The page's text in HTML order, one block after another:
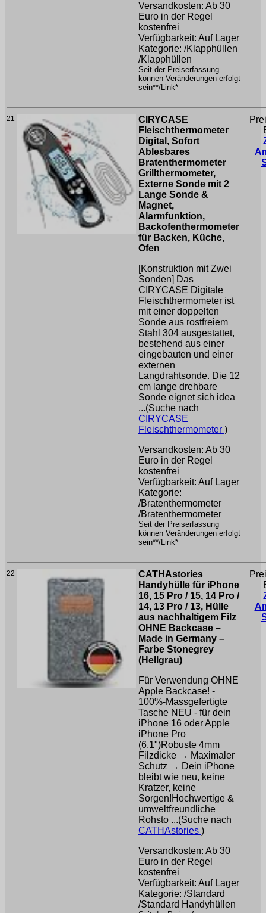
Versandkosten: Ab 30
Euro in der Regel
kostenfrei
Verfügbarkeit: Auf Lager
Kategorie: /Klapphüllen
/Klapphüllen
Seit der Preiserfassung
können Veränderungen erfolgt
sein**/Link*
21
CIRYCASE
Fleischthermometer
Digital, Sofort
Ablesbares
Bratenthermometer
Grillthermometer,
Externe Sonde mit 2
Lange Sonde &
Magnet,
Alarmfunktion,
Backofenthermometer
für Backen, Küche,
Ofen
[Konstruktion mit Zwei
Sonden] Das
CIRYCASE Digitale
Fleischthermometer ist
mit einer doppelten
Sonde aus rostfreiem
Stahl 304 ausgestattet,
bestehend aus einer
eingebauten und einer
externen
Langdrahtsonde. Die 12
cm lange drehbare
Sonde eignet sich idea
...(Suche nach
CIRYCASE
Fleischthermometer )
Versandkosten: Ab 30
Euro in der Regel
kostenfrei
Verfügbarkeit: Auf Lager
Kategorie:
/Bratenthermometer
/Bratenthermometer
Seit der Preiserfassung
können Veränderungen erfolgt
sein**/Link*
22
CATHAstories
Handyhülle für iPhone
16, 15 Pro / 15, 14 Pro /
14, 13 Pro / 13, Hülle
aus nachhaltigem Filz
OHNE Backcase –
Made in Germany –
Farbe Stonegrey
(Hellgrau)
Für Verwendung OHNE
Apple Backcase! -
100%-Massgefertigte
Tasche NEU - für dein
iPhone 16 oder Apple
iPhone Pro
(6.1")Robuste 4mm
Filzdicke → Maximaler
Schutz → Dein iPhone
bleibt wie neu, keine
Kratzer, keine
Sorgen!Hochwertige &
umweltfreundliche
Rohsto ...(Suche nach
CATHAstories )
Versandkosten: Ab 30
Euro in der Regel
kostenfrei
Verfügbarkeit: Auf Lager
Kategorie: /Standard
/Standard Handyhüllen